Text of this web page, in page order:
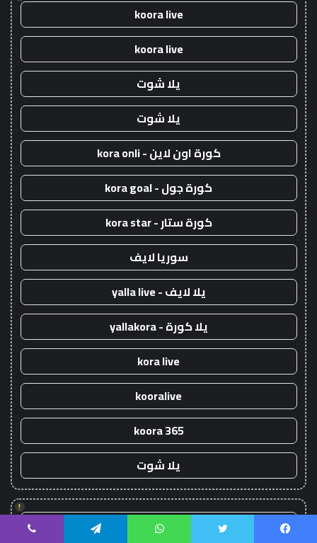
koora live
koora live
يلا شوت
يلا شوت
كورة اون لاين - kora onli
كورة جول - kora goal
كورة ستار - kora star
سوريا لايف
يلا لايف - yalla live
يلا كورة - yallakora
kora live
kooralive
koora 365
يلا شوت
!
يلا شوت